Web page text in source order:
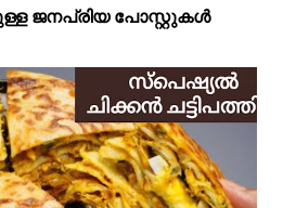
ജനപ്രിയ പോസ്റ്റുകള്‍‌